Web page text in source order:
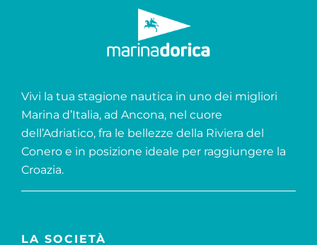
Vivi la tua stagione nautica in uno dei migliori
Marina d’Italia, ad Ancona, nel cuore
dell’Adriatico, fra le bellezze della Riviera del
Conero e in posizione ideale per raggiungere la
Croazia.
LA SOCIETÀ